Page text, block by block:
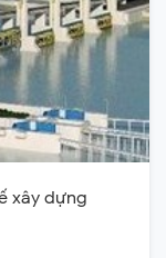
xây dựng